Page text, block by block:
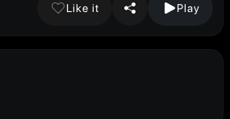
Like it Play